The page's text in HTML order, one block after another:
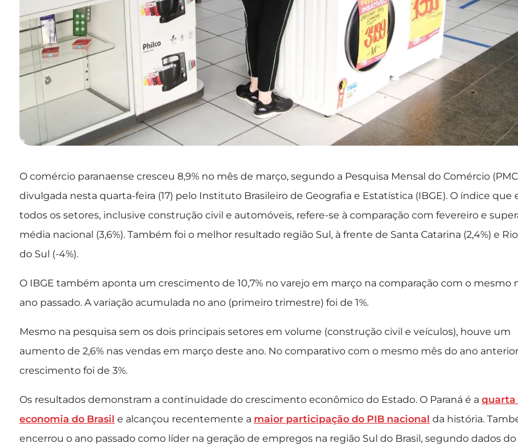
O comércio paranaense cresceu 8,9% no mês de março, segundo a Pesquisa Mensal do Comércio
divulgada nesta quarta-feira (17) pelo Instituto Brasileiro de Geografia e Estatística (IBGE). O índice que
todos os setores, inclusive construção civil e automóveis, refere-se à comparação com fevereiro e
média nacional (3,6%). Também foi o melhor resultado região Sul, à frente de Santa Catarina (2,4%) e
do Sul (-4%).
O IBGE também aponta um crescimento de 10,7% no varejo em março na comparação com o mesmo
ano passado. A variação acumulada no ano (primeiro trimestre) foi de 1%.
Mesmo na pesquisa sem os dois principais setores em volume (construção civil e veículos), houve um
aumento de 2,6% nas vendas em março deste ano. No comparativo com o mesmo mês do ano
crescimento foi de 3%.
Os resultados demonstram a continuidade do crescimento econômico do Estado. O Paraná é a quarta
economia do Brasil e alcançou recentemente a maior participação do PIB nacional da história.
encerrou o ano passado como líder na geração de empregos na região Sul do Brasil, segundo dados do